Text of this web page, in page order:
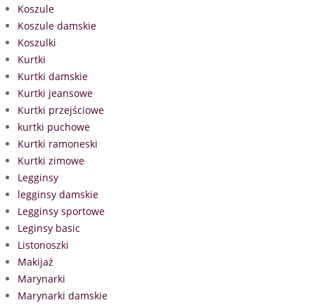
Koszule
Koszule damskie
Koszulki
Kurtki
Kurtki damskie
Kurtki jeansowe
Kurtki przejściowe
kurtki puchowe
Kurtki ramoneski
Kurtki zimowe
Legginsy
legginsy damskie
Legginsy sportowe
Leginsy basic
Listonoszki
Makijaż
Marynarki
Marynarki damskie